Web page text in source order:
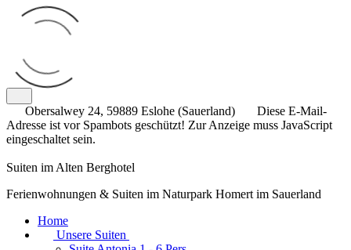
Obersalwey 24, 59889 Eslohe (Sauerland)
Diese E-Mail-
Adresse ist vor Spambots geschützt! Zur Anzeige muss JavaScript
eingeschaltet sein.
Suiten im Alten Berghotel
Ferienwohnungen & Suiten im Naturpark Homert im Sauerland
Home
Unsere Suiten